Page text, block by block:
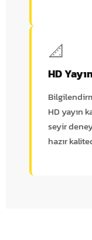
📐
HD
HD yayın
seyir
hazır